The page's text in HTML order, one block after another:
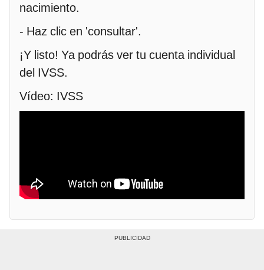
nacimiento.
- Haz clic en 'consultar'.
¡Y listo! Ya podrás ver tu cuenta individual
del IVSS.
Vídeo: IVSS